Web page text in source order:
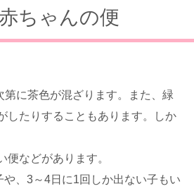
赤ちゃんの便
に茶色が混ざります。また、緑
したりすることもあります。しか
などがあります。
、3～4日に1回しか出ない子もい